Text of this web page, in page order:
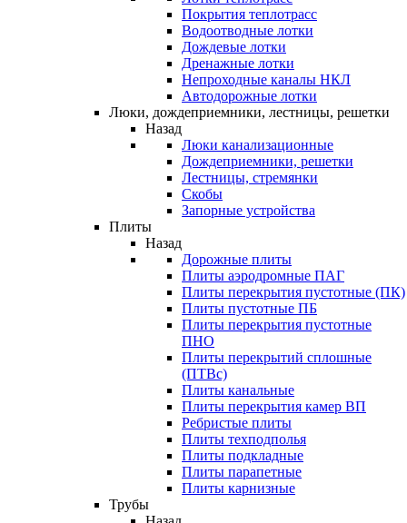
Покрытия теплотрасс
Водоотводные лотки
Дождевые лотки
Дренажные лотки
Непроходные каналы НКЛ
Автодорожные лотки
Люки, дождеприемники, лестницы, решетки
Назад
Люки канализационные
Дождеприемники, решетки
Лестницы, стремянки
Скобы
Запорные устройства
Плиты
Назад
Дорожные плиты
Плиты аэродромные ПАГ
Плиты перекрытия пустотные (ПК)
Плиты пустотные ПБ
Плиты перекрытия пустотные
ПНО
Плиты перекрытий сплошные
(ПТВс)
Плиты канальные
Плиты перекрытия камер ВП
Ребристые плиты
Плиты техподполья
Плиты подкладные
Плиты парапетные
Плиты карнизные
Трубы